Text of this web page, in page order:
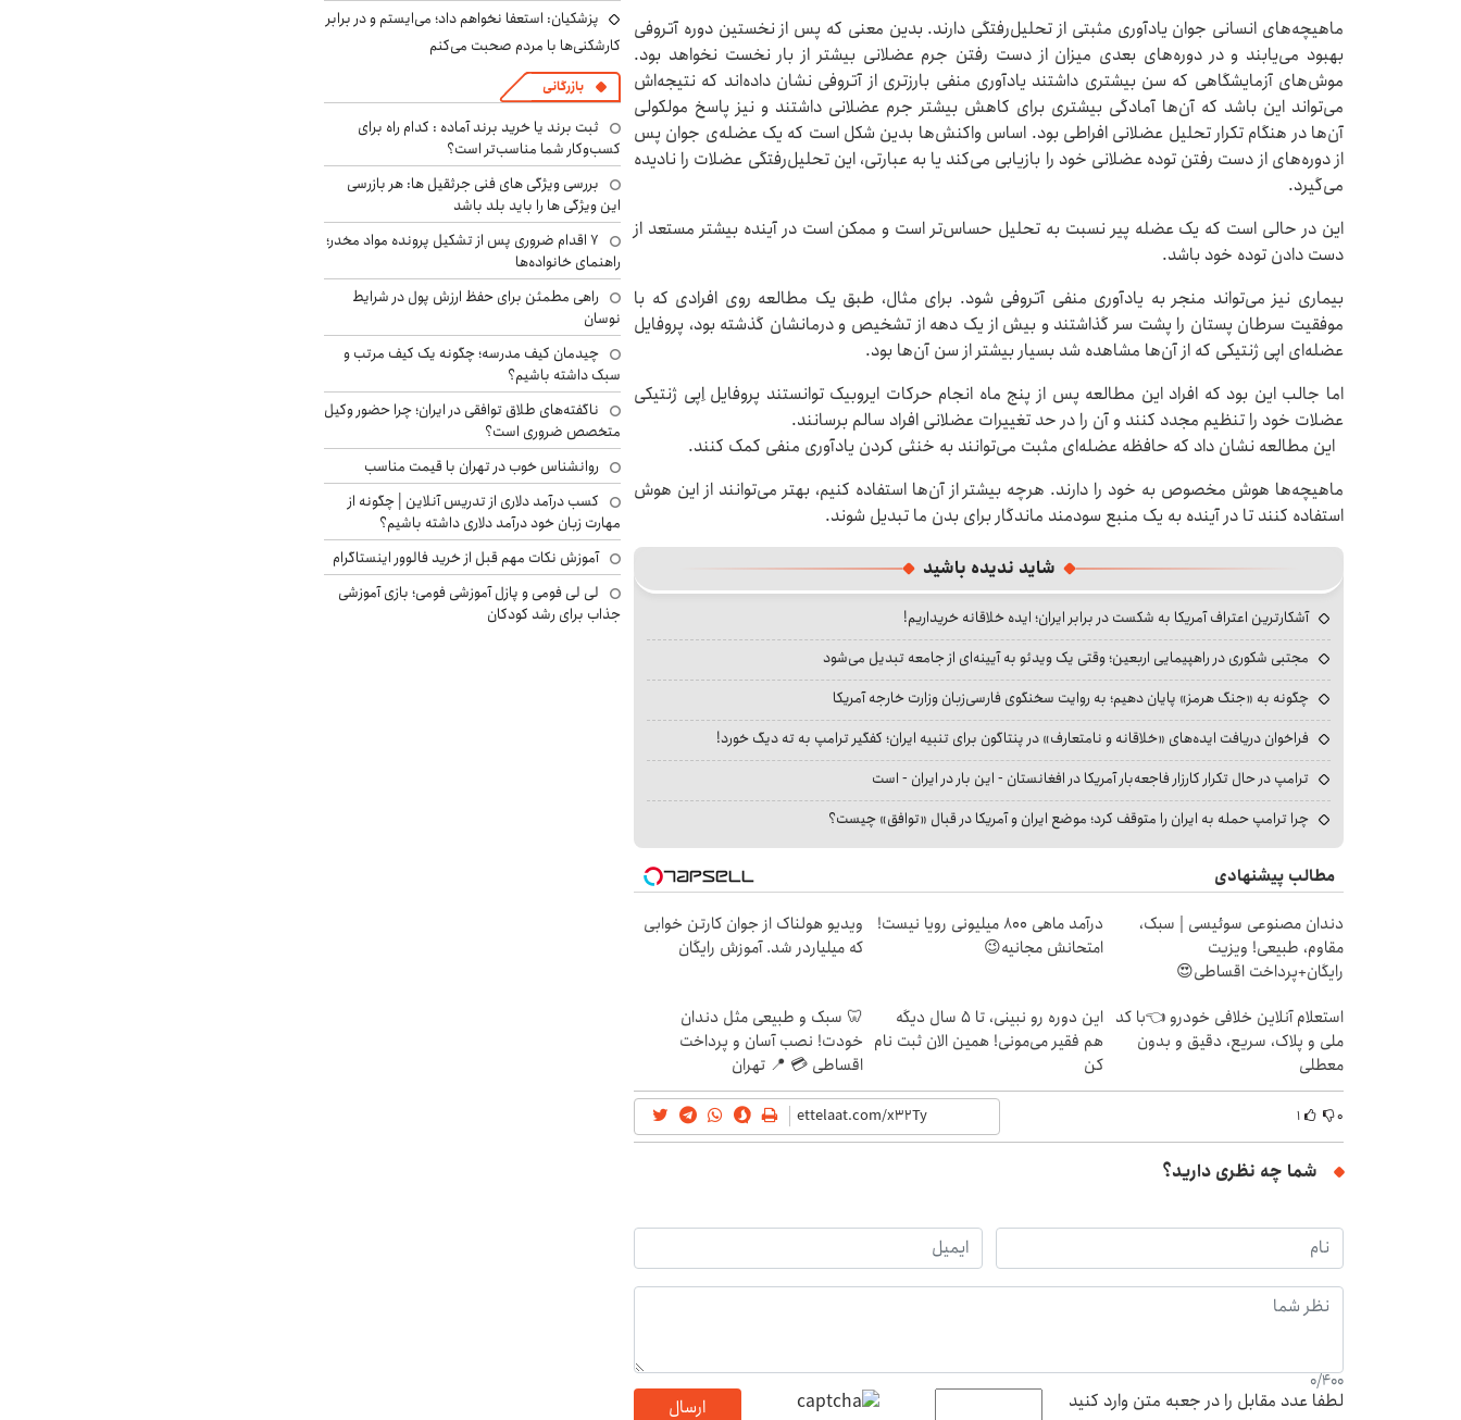
ماهیچه‌های انسانی جوان یادآوری مثبتی از تحلیل‌رفتگی دارند. بدین معنی که پس از نخستین دوره آتروفی
بهبود می‌یابند و در دوره‌های بعدی میزان از دست رفتن جرم عضلانی بیشتر از بار نخست نخواهد بود.
موش‌های آزمایشگاهی که سن بیشتری داشتند یادآوری منفی بارزتری از آتروفی نشان داده‌اند که نتیجه‌اش
می‌تواند این باشد که آن‌ها آمادگی بیشتری برای کاهش بیشتر جرم عضلانی داشتند و نیز پاسخ مولکولی
آن‌ها در هنگام تکرار تحلیل عضلانی افراطی بود. اساس واکنش‌ها بدین شکل است که یک عضله‌ی جوان پس
از دوره‌های از دست رفتن توده عضلانی خود را بازیابی می‌کند یا به عبارتی، این تحلیل‌رفتگی عضلات را نادیده
می‌گیرد.
این در حالی است که یک عضله پیر نسبت به تحلیل حساس‌تر است و ممکن است در آینده بیشتر مستعد از
دست دادن توده خود باشد.
بیماری نیز می‌تواند منجر به یادآوری منفی آتروفی شود. برای مثال، طبق یک مطالعه روی افرادی که با
موفقیت سرطان پستان را پشت سر گذاشتند و بیش از یک دهه از تشخیص و درمانشان گذشته بود، پروفایل
عضله‌ای اپی ژنتیکی که از آن‌ها مشاهده شد بسیار بیشتر از سن آن‌ها بود.
اما جالب این بود که افراد این مطالعه پس از پنج ماه انجام حرکات ایروبیک توانستند پروفایل اِپی ژنتیکی
عضلات خود را تنظیم مجدد کنند و آن را در حد تغییرات عضلانی افراد سالم برسانند.
این مطالعه نشان داد که حافظه عضله‌ای مثبت می‌توانند به خنثی کردن یادآوری منفی کمک کنند.
ماهیچه‌ها هوش مخصوص به خود را دارند. هرچه بیشتر از آن‌ها استفاده کنیم، بهتر می‌توانند از این هوش
استفاده کنند تا در آینده به یک منبع سودمند ماندگار برای بدن ما تبدیل شوند.
شاید ندیده باشید
آشکارترین اعتراف آمریکا به شکست در برابر ایران؛ ایده خلاقانه خریداریم!
مجتبی شکوری در راهپیمایی اربعین؛ وقتی یک ویدئو به آیینه‌ای از جامعه تبدیل می‌شود
چگونه به «جنگ هرمز» پایان دهیم؛ به روایت سخنگوی فارسی‌زبان وزارت خارجه آمریکا
فراخوان دریافت ایده‌های «خلاقانه و نامتعارف» در پنتاگون برای تنبیه ایران؛ کفگیر ترامپ به ته دیگ خورد!
ترامپ در حال تکرار کارزار فاجعه‌بار آمریکا در افغانستان - این بار در ایران - است
چرا ترامپ حمله به ایران را متوقف کرد؛ موضع ایران و آمریکا در قبال «توافق» چیست؟
مطالب پیشنهادی
دندان مصنوعی سوئیسی | سبک،
مقاوم، طبیعی! ویزیت
رایگان+پرداخت اقساطی😍
درآمد ماهی 800 میلیونی رویا نیست!
امتحانش مجانیه😉
ویدیو هولناک از جوان کارتن خوابی
که میلیاردر شد. آموزش رایگان
استعلام آنلاین خلافی خودرو 👈با کد
ملی و پلاک، سریع، دقیق و بدون
معطلی
این دوره رو نبینی، تا 5 سال دیگه
هم فقیر می‌مونی! همین الان ثبت نام
کن
🦷 سبک و طبیعی مثل دندان
خودت! نصب آسان و پرداخت
اقساطی 💳 📍 تهران
۰ ۱
شما چه نظری دارید؟
0/400
لطفا عدد مقابل را در جعبه متن وارد کنید ارسال
پزشکیان: استعفا نخواهم داد؛ می‌ایستم و در برابر
کارشکنی‌ها با مردم صحبت می‌کنم
بازرگانی
ثبت برند یا خرید برند آماده : کدام راه برای
کسب‌وکار شما مناسب‌تر است؟
بررسی ویژگی های فنی جرثقیل ها: هر بازرسی
این ویژگی ها را باید بلد باشد
۷ اقدام ضروری پس از تشکیل پرونده مواد مخدر؛
راهنمای خانواده‌ها
راهی مطمئن برای حفظ ارزش پول در شرایط
نوسان
چیدمان کیف مدرسه؛ چگونه یک کیف مرتب و
سبک داشته باشیم؟
ناگفته‌های طلاق توافقی در ایران؛ چرا حضور وکیل
متخصص ضروری است؟
روانشناس خوب در تهران با قیمت مناسب
کسب درآمد دلاری از تدریس آنلاین | چگونه از
مهارت زبان خود درآمد دلاری داشته باشیم؟
آموزش نکات مهم قبل از خرید فالوور اینستاگرام
لی لی فومی و پازل آموزشی فومی؛ بازی آموزشی
جذاب برای رشد کودکان